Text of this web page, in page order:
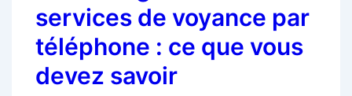
voyance
par
téléphone
:
services de voyance par
téléphone : ce que vous
devez savoir